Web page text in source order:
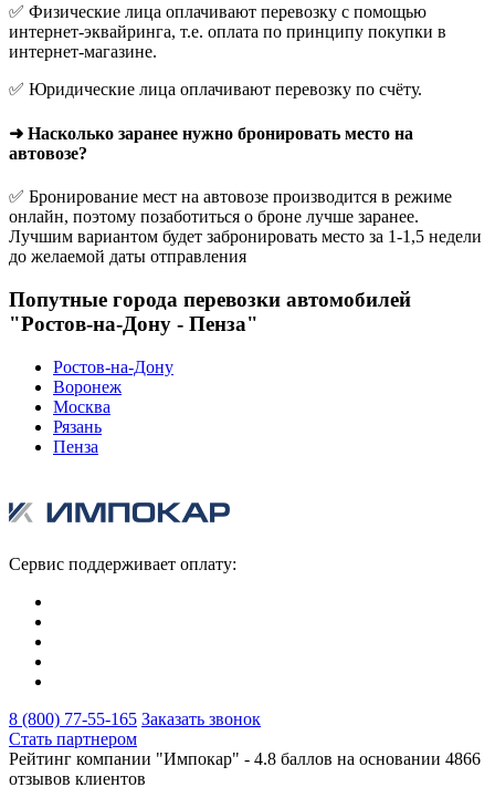
✅ Физические лица оплачивают перевозку с помощью
интернет-эквайринга, т.е. оплата по принципу покупки в
интернет-магазине.
✅ Юридические лица оплачивают перевозку по счёту.
➜ Насколько заранее нужно бронировать место на
автовозе?
✅ Бронирование мест на автовозе производится в режиме
онлайн, поэтому позаботиться о броне лучше заранее.
Лучшим вариантом будет забронировать место за 1-1,5 недели
до желаемой даты отправления
Попутные города перевозки автомобилей
"Ростов-на-Дону - Пенза"
Ростов-на-Дону
Воронеж
Москва
Рязань
Пенза
Сервис поддерживает оплату:
8 (800) 77-55-165 Заказать звонок
Стать партнером
Рейтинг компании "Импокар" - 4.8 баллов на основании 4866
отзывов клиентов